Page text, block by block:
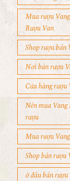
Mua rượu
Rượu Van
Shop rượu
Nơi bán rượu
Cửa hàng
Nên mua
rượu
Mua rượu
Shop bán
ở đâu bán